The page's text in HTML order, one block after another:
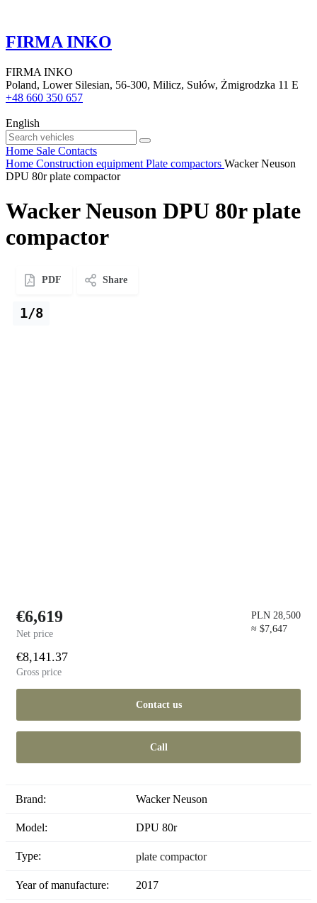
FIRMA INKO
FIRMA INKO
Poland, Lower Silesian, 56-300, Milicz, Sułów, Żmigrodzka 11 E
+48 660 350 657
English
Home Sale Contacts
Home Construction equipment Plate compactors Wacker Neuson
DPU 80r plate compactor
Wacker Neuson DPU 80r plate
compactor
PDF Share
1/8
€6,619
Net price
PLN 28,500
≈ $7,647
€8,141.37
Gross price
Contact us
Call
Brand: Wacker Neuson
Model: DPU 80r
Type: plate compactor
Year of manufacture: 2017